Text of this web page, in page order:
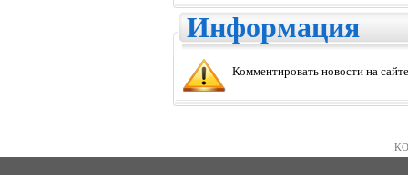
Информация
Комментировать новости на